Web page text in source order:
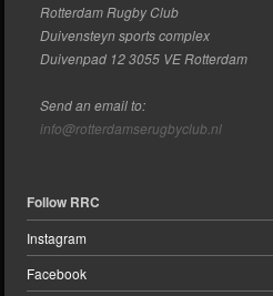
Rotterdam Rugby Club
Duivensteyn sports complex
Duivenpad 12 3055 VE Rotterdam
Send an email to:
info@rotterdamserugbyclub.nl
Follow RRC
Instagram
Facebook